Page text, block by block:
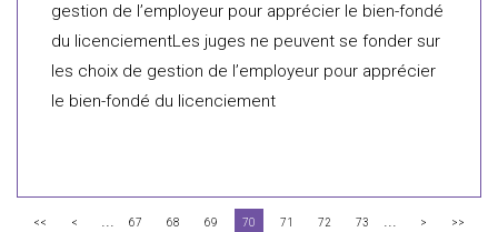
gestion de l’employeur pour apprécier le bien-fondé
du licenciementLes juges ne peuvent se fonder sur
les choix de gestion de l’employeur pour apprécier
le bien-fondé du licenciement
<< < ... 67 68 69 70 71 72 73 ... > >>